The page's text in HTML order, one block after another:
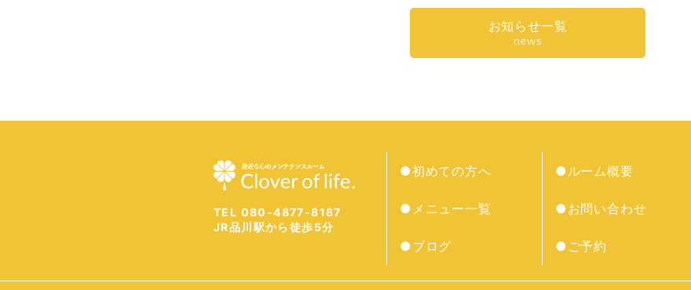
お知らせ一覧
news
TEL 080-4877-8187
JR品川駅から徒歩5分
●初めての方へ ●ルーム概要
●メニュー一覧 ●お問い合わせ
●ブログ ●ご予約